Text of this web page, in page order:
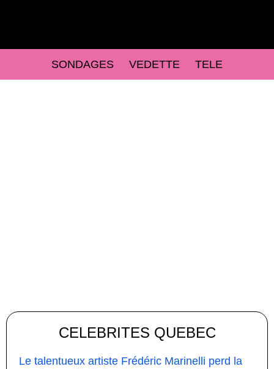
SONDAGES VEDETTE TELE
CELEBRITES QUEBEC
Le talentueux artiste Frédéric Marinelli perd la